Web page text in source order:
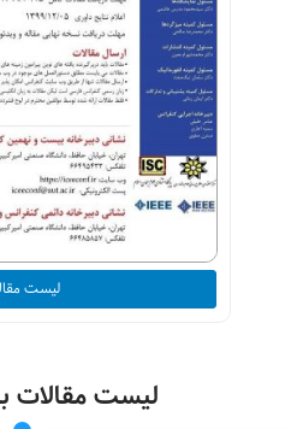
لیست
لیست مقالات